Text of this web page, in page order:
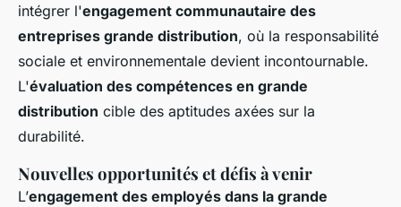
intégrer l'engagement communautaire des
entreprises grande distribution, où la responsabilité
sociale et environnementale devient incontournable.
L'évaluation des compétences en grande
distribution cible des aptitudes axées sur la
durabilité.
Nouvelles opportunités et défis à venir
L’engagement des employés dans la grande